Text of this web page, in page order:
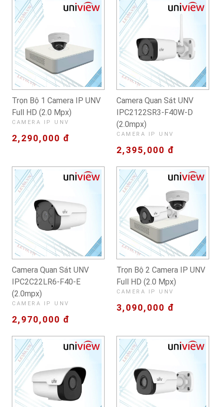
Trọn Bộ 1 Camera IP UNV
Full HD (2.0 Mpx)
CAMERA IP UNV
2,290,000 đ
Camera Quan Sát UNV
IPC2122SR3-F40W-D
(2.0mpx)
CAMERA IP UNV
2,395,000 đ
Camera Quan Sát UNV
IPC2C22LR6-F40-E
(2.0mpx)
CAMERA IP UNV
2,970,000 đ
Trọn Bộ 2 Camera IP UNV
Full HD (2.0 Mpx)
CAMERA IP UNV
3,090,000 đ